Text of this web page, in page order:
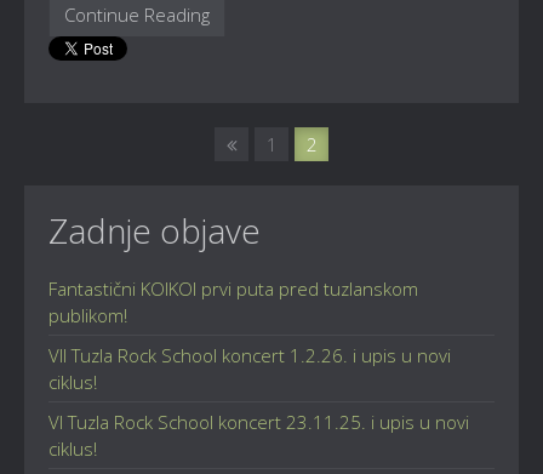
Continue Reading
1 2
Zadnje objave
Fantastični KOIKOI prvi puta pred tuzlanskom
publikom!
VII Tuzla Rock School koncert 1.2.26. i upis u novi
ciklus!
VI Tuzla Rock School koncert 23.11.25. i upis u novi
ciklus!